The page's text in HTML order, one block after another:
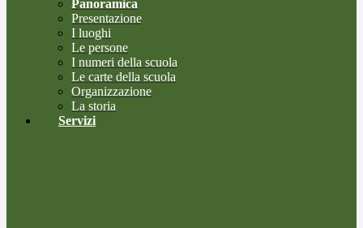
Panoramica
Presentazione
I luoghi
Le persone
I numeri della scuola
Le carte della scuola
Organizzazione
La storia
Servizi